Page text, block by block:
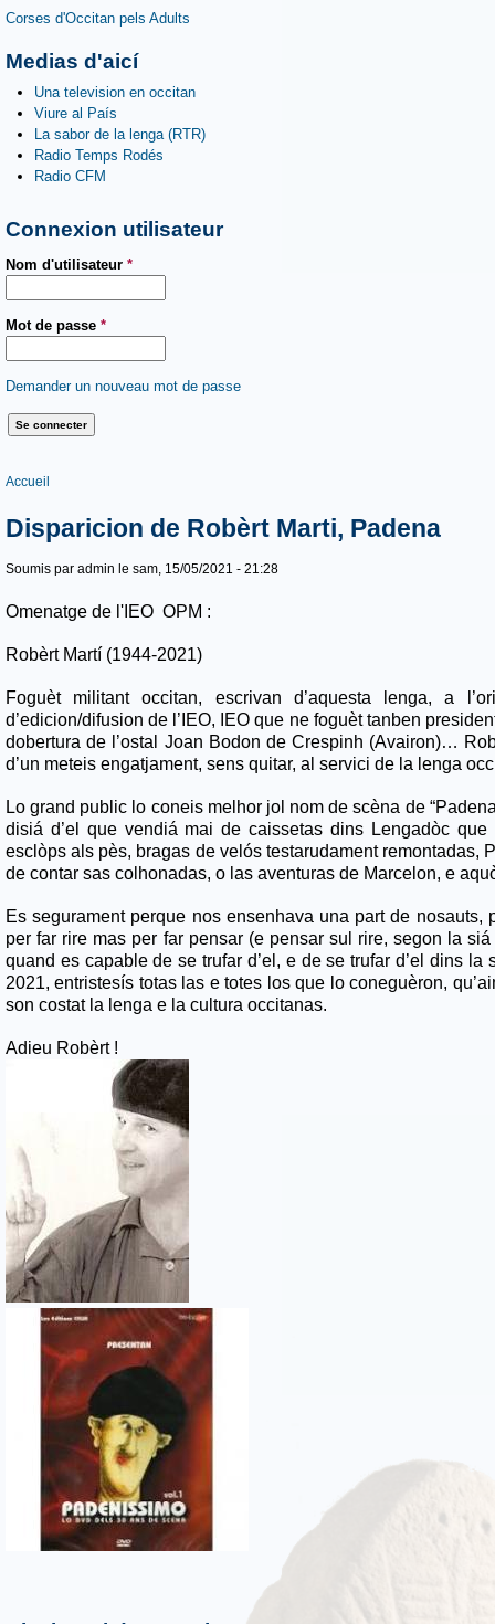
Corses d'Occitan pels Adults
Medias d'aicí
Una television en occitan
Viure al País
La sabor de la lenga (RTR)
Radio Temps Rodés
Radio CFM
Connexion utilisateur
Nom d'utilisateur *
Mot de passe *
Demander un nouveau mot de passe
Vous êtes ici
Accueil
Disparicion de Robèrt Marti, Padena
Soumis par admin le sam, 15/05/2021 - 21:28
Omenatge de l'IEO OPM :
Robèrt Martí (1944-2021)
Foguèt militant occitan, escrivan d’aquesta lenga, a
d’edicion/difusion de l’IEO, IEO que ne foguèt tanben
dobertura de l’ostal Joan Bodon de Crespinh (Avairon)…
d’un meteis engatjament, sens quitar, al servici de la lenga
Lo grand public lo coneis melhor jol nom de scèna de
disiá d’el que vendiá mai de caissetas dins Lengadòc
esclòps als pès, bragas de velós testarudament remontadas,
de contar sas colhonadas, o las aventuras de Marcelon, e
Es segurament perque nos ensenhava una part de
per far rire mas per far pensar (e pensar sul rire, segon la
quand es capable de se trufar d’el, e de se trufar d’el dins
2021, entristesís totas las e totes los que lo coneguèron,
son costat la lenga e la cultura occitanas.
Adieu Robèrt !